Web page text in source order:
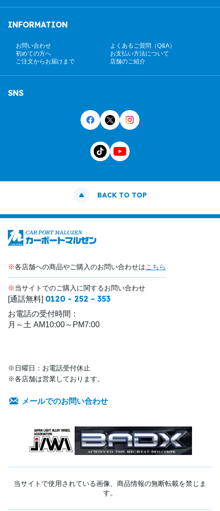
INFORMATION
お問い合わせ
よくあるご質問（Q&A）
初めての方へ
お支払い方法について
ご注文からお届けまで
店舗のご紹介
SNS
BACK TO TOP
※各店舗への商品やご購入のお問い合わせはこちら
※当サイトでのご購入に関するお問い合わせ
[通話無料] 0120 - 252 - 353
お電話の受付時間：
月～土 AM10:00～PM7:00
※日曜日：お電話受付休止
※各店舗は営業しております。
メールでのお問い合わせ
当サイトで使用されている画像、商品情報の無断転載を禁じま
す。